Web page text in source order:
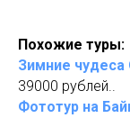
Похожие туры:
Зимние чудеса
39000 рублей..
Фототур на